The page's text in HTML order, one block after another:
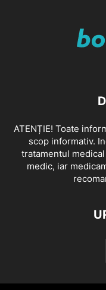
ATENȚIE! Toate
scop informativ.
tratamentul
medic, iar